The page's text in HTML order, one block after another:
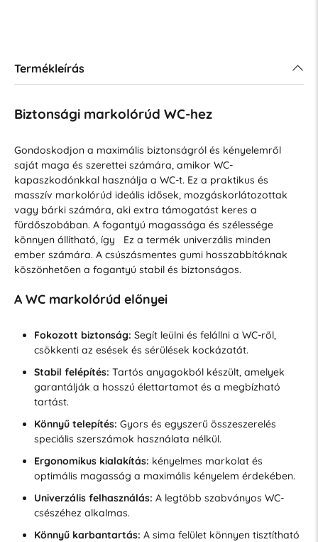
Termékleírás
Biztonsági markolórúd WC-hez
Gondoskodjon a maximális biztonságról és kényelemről
saját maga és szerettei számára, amikor WC-
kapaszkodónkkal használja a WC-t. Ez a praktikus és
masszív markolórúd ideális idősek, mozgáskorlátozottak
vagy bárki számára, aki extra támogatást keres a
fürdőszobában. A fogantyú magassága és szélessége
könnyen állítható, így
Ez a termék univerzális minden
ember számára. A csúszásmentes gumi hosszabbítóknak
köszönhetően a fogantyú stabil és biztonságos.
A WC markolórúd előnyei
Fokozott biztonság: Segít leülni és felállni a WC-ről,
csökkenti az esések és sérülések kockázatát.
Stabil felépítés: Tartós anyagokból készült, amelyek
garantálják a hosszú élettartamot és a megbízható
tartást.
Könnyű telepítés: Gyors és egyszerű összeszerelés
speciális szerszámok használata nélkül.
Ergonomikus kialakítás: kényelmes markolat és
optimális magasság a maximális kényelem érdekében.
Univerzális felhasználás: A legtöbb szabványos WC-
csészéhez alkalmas.
Könnyű karbantartás: A sima felület könnyen tisztítható